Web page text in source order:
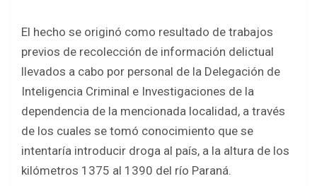
El hecho se originó como resultado de trabajos
previos de recolección de información delictual
llevados a cabo por personal de la Delegación de
Inteligencia Criminal e Investigaciones de la
dependencia de la mencionada localidad, a través
de los cuales se tomó conocimiento que se
intentaría introducir droga al país, a la altura de los
kilómetros 1375 al 1390 del río Paraná.